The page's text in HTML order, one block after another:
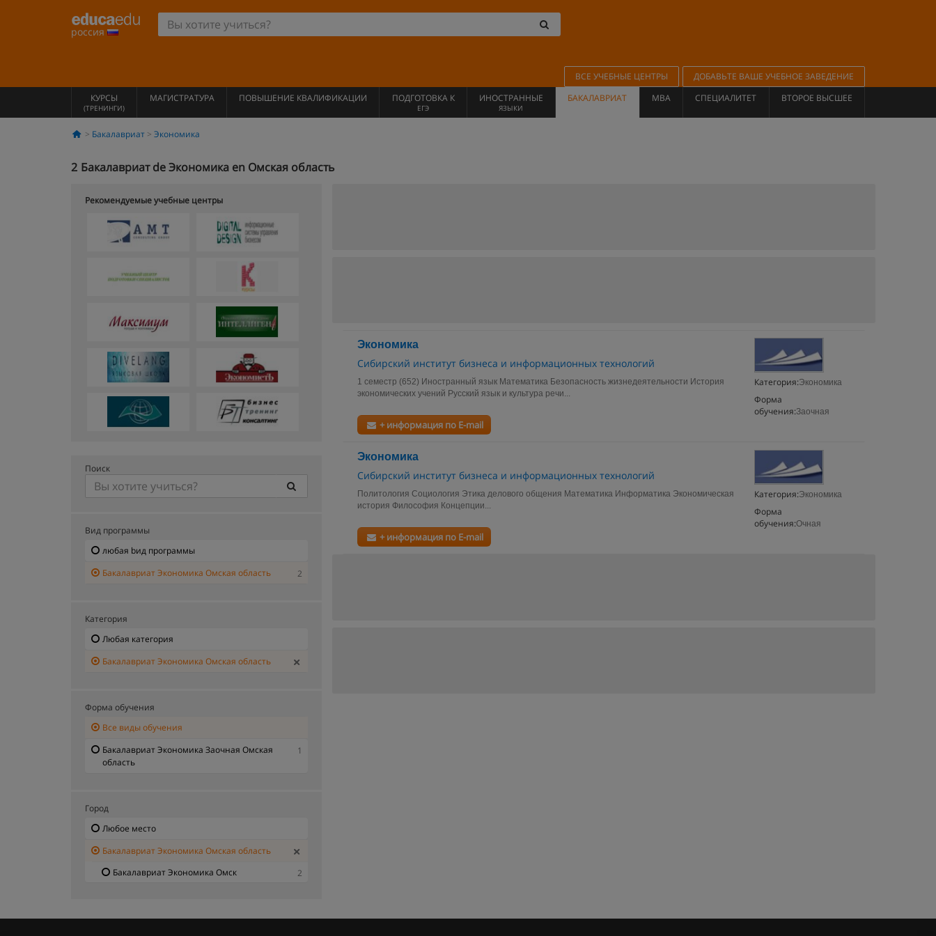
россия
ВСЕ УЧЕБНЫЕ ЦЕНТРЫ
ДОБАВЬТЕ ВАШЕ УЧЕБНОЕ ЗАВЕДЕНИЕ
КУРСЫ
(ТРЕНИНГИ)
МАГИСТРАТУРА ПОВЫШЕНИЕ КВАЛИФИКАЦИИ ПОДГОТОВКА К
ЕГЭ
ИНОСТРАННЫЕ
ЯЗЫКИ
БАКАЛАВРИАТ MBA СПЕЦИАЛИТЕТ ВТОРОЕ ВЫСШЕЕ
Бакалавриат Экономика
2 Бакалавриат de Экономика en Омская область
Экономика
Сибирский институт бизнеса и информационных технологий
Категория:Экономика
Форма
обучения:Заочная
1 семестр (652) Иностранный язык Математика Безопасность жизнедеятельности История
экономических учений Русский язык и культура речи...
+ информация по E-mail
Экономика
Сибирский институт бизнеса и информационных технологий
Категория:Экономика
Форма
обучения:Очная
Политология Социология Этика делового общения Математика Информатика Экономическая
история Философия Концепции...
+ информация по E-mail
Рекомендуемые учебные центры
Поиск
Вид программы
любая bид программы
Бакалавриат Экономика Омская область
2
Категория
Любая категория
Бакалавриат Экономика Омская область
Форма обучения
Все виды обучения
Бакалавриат Экономика Заочная Омская
область
1
Город
Любое место
Бакалавриат Экономика Омская область
Бакалавриат Экономика Омск
2